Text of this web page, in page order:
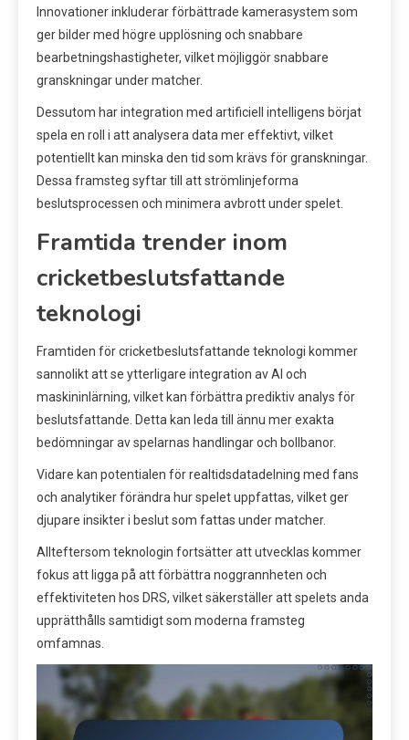
Innovationer inkluderar förbättrade kamerasystem som
ger bilder med högre upplösning och snabbare
bearbetningshastigheter, vilket möjliggör snabbare
granskningar under matcher.
Dessutom har integration med artificiell intelligens börjat
spela en roll i att analysera data mer effektivt, vilket
potentiellt kan minska den tid som krävs för granskningar.
Dessa framsteg syftar till att strömlinjeforma
beslutsprocessen och minimera avbrott under spelet.
Framtida trender inom
cricketbeslutsfattande
teknologi
Framtiden för cricketbeslutsfattande teknologi kommer
sannolikt att se ytterligare integration av AI och
maskininlärning, vilket kan förbättra prediktiv analys för
beslutsfattande. Detta kan leda till ännu mer exakta
bedömningar av spelarnas handlingar och bollbanor.
Vidare kan potentialen för realtidsdatadelning med fans
och analytiker förändra hur spelet uppfattas, vilket ger
djupare insikter i beslut som fattas under matcher.
Allteftersom teknologin fortsätter att utvecklas kommer
fokus att ligga på att förbättra noggrannheten och
effektiviteten hos DRS, vilket säkerställer att spelets anda
upprätthålls samtidigt som moderna framsteg
omfamnas.